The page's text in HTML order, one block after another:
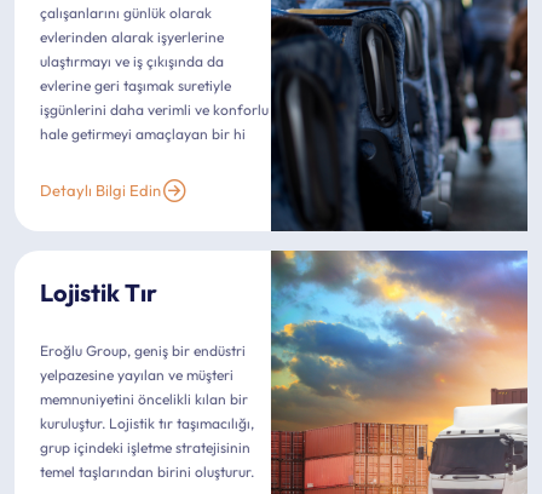
çalışanlarını günlük olarak
evlerinden alarak işyerlerine
ulaştırmayı ve iş çıkışında da
evlerine geri taşımak suretiyle
işgünlerini daha verimli ve konforlu
hale getirmeyi amaçlayan bir hi
Detaylı Bilgi Edin
Lojistik Tır
Eroğlu Group, geniş bir endüstri
yelpazesine yayılan ve müşteri
memnuniyetini öncelikli kılan bir
kuruluştur. Lojistik tır taşımacılığı,
grup içindeki işletme stratejisinin
temel taşlarından birini oluşturur.